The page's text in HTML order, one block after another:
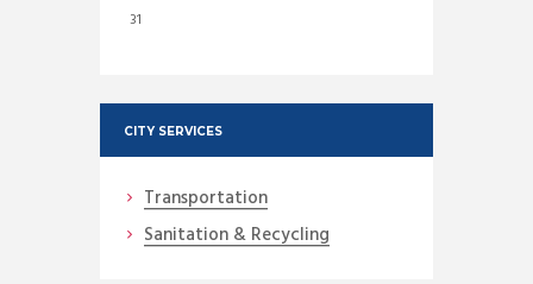
31
CITY SERVICES
Transportation
Sanitation & Recycling